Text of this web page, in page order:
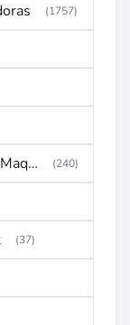
(1757)
Maquinaria de Construcción (Maquinaria Pesada) (240)
(37)